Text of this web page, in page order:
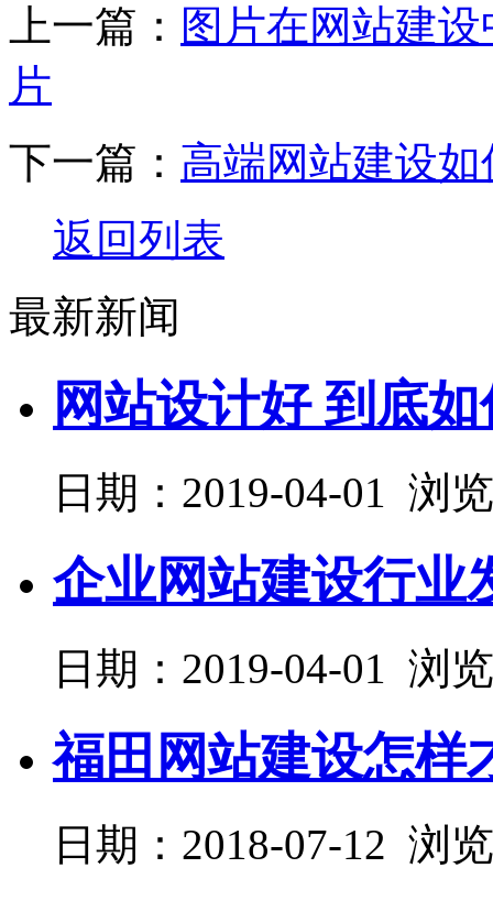
上一篇： 图片在网站建
片
下一篇： 高端网站建设
返回列表
最新新闻
网站设计好 到底
日期：2019-04-01 浏
企业网站建设行业
日期：2019-04-01 浏
福田网站建设怎样
日期：2018-07-12 浏